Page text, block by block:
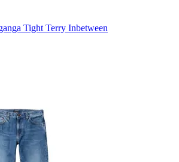
Tight Terry Inbetween